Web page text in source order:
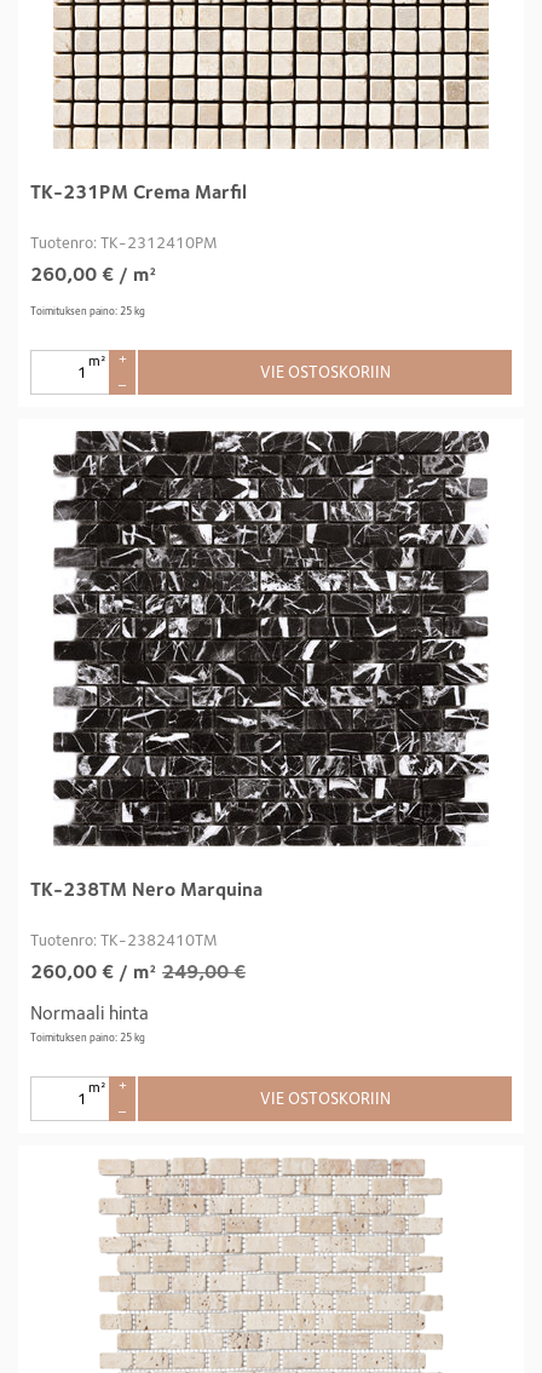
TK-231PM Crema Marfil
Tuotenro: TK-2312410PM
260,00 € / m²
Toimituksen paino: 25 kg
m²
+
–
VIE OSTOSKORIIN
TK-238TM Nero Marquina
Tuotenro: TK-2382410TM
260,00 € / m² 249,00 €
Normaali hinta
Toimituksen paino: 25 kg
m²
+
–
VIE OSTOSKORIIN